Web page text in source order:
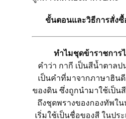
ขั้นตอนและวิธีการสั่ง
ทำไมชุดข้าราชการ
คำว่า กากี เป็นสีน้ำตาลป
เป็นคำที่มาจากภาษาฮิน
ของดิน ซึ่งถูกนำมาใช้เป็น
ถึงชุดพรางของกองทัพใน
เริ่มใช้เป็นชื่อของสี ในปร